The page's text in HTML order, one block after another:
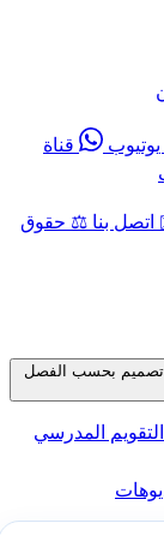
يوتيوب
قناة
اتصل بنا ⚖️ حقوق
تصميم بحسب الفصل
التقويم المدرسي